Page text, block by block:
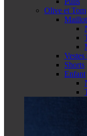
Olive et Tom
Shorts
Enfant